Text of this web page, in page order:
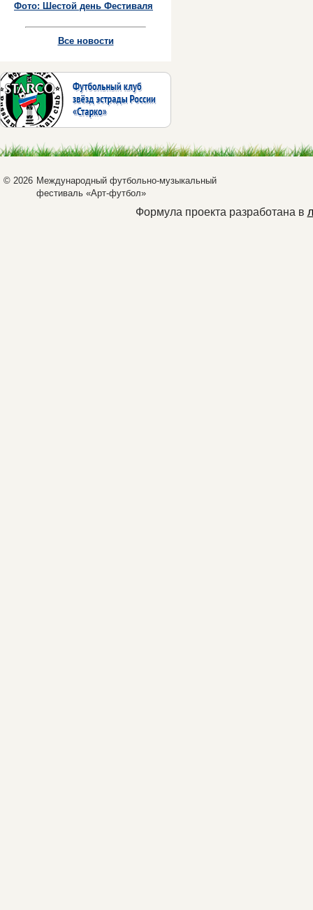
Фото: Шестой день Фестиваля
Все новости
© 2026 Международный футбольно-музыкальный
фестиваль «Арт-футбол»
Формула проекта разработана в